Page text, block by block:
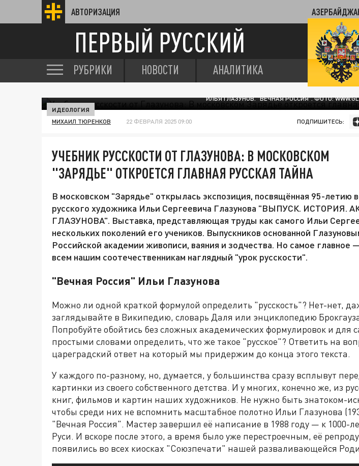
АВТОРИЗАЦИЯ
ПЕРВЫЙ РУССКИЙ
РУБРИКИ НОВОСТИ АНАЛИТИКА
ИЛЬЯ ГЛАЗУНОВ. "ВЕЧНАЯ РОССИЯ". ФОТО:
ИДЕОЛОГИЯ
МИХАИЛ ТЮРЕНКОВ 22 ФЕВРАЛЯ 2025 09:00 ПОДПИШИТЕСЬ:
УЧЕБНИК РУССКОСТИ ОТ ГЛАЗУНОВА: В МОСКОВСКОМ
"ЗАРЯДЬЕ" ОТКРОЕТСЯ ГЛАВНАЯ РУССКАЯ ТАЙНА
В московском "Зарядье" открылась экспозиция, посвящённая 95-летию
русского художника Ильи Сергеевича Глазунова "ВЫПУСК. ИСТОРИЯ.
ГЛАЗУНОВА". Выставка, представляющая труды как самого Ильи
нескольких поколений его учеников. Выпускников основанной
Российской академии живописи, ваяния и зодчества. Но самое
всем нашим соотечественникам наглядный "урок русскости".
"Вечная Россия" Ильи Глазунова
Можно ли одной краткой формулой определить "русскость"? Нет-нет,
заглядывайте в Википедию, словарь Даля или энциклопедию
Попробуйте обойтись без сложных академических формулировок и для
простыми словами определить, что же такое "русское"? Ответить на
цареградский ответ на который мы придержим до конца этого текста.
У каждого по-разному, но, думается, у большинства сразу всплывут
картинки из своего собственного детства. И у многих, конечно же, из
книг, фильмов и картин наших художников. Не нужно быть знатоком-
чтобы среди них не вспомнить масштабное полотно Ильи Глазунова
"Вечная Россия". Мастер завершил её написание в 1988 году — к 1000-
Руси. И вскоре после этого, а время было уже перестроечным, её
появились во всех киосках "Союзпечати" нашей разваливающейся